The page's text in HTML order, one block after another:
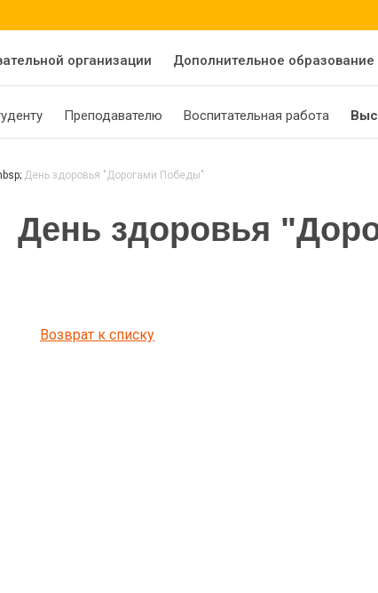
организации Дополнительное образование
Преподавателю Воспитательная работа
День здоровья "Дорогами Победы"
День здоровья
Возврат к списку